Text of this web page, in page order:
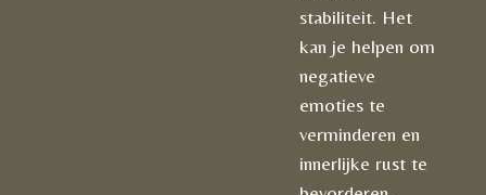
stabiliteit. Het
kan je helpen om
negatieve
emoties te
verminderen en
innerlijke rust te